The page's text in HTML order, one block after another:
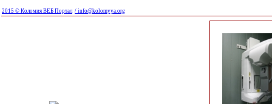
2015 © Коломия ВЕБ Портал / info@kolomyya.org